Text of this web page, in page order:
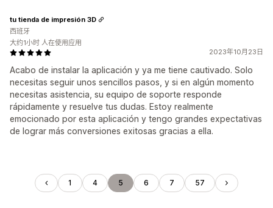
2023年10月23日
Acabo de instalar la aplicación y ya me tiene cautivado. Solo
necesitas seguir unos sencillos pasos, y si en algún momento
necesitas asistencia, su equipo de soporte responde
rápidamente y resuelve tus dudas. Estoy realmente
emocionado por esta aplicación y tengo grandes expectativas
de lograr más conversiones exitosas gracias a ella.
tu tienda de impresión 3D
西班牙
大约1小时 人在使用应用
1 4 5 6 7 57